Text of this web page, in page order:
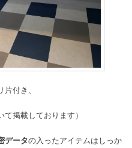
付き、
掲載しております）
データの入ったアイテムはしっか